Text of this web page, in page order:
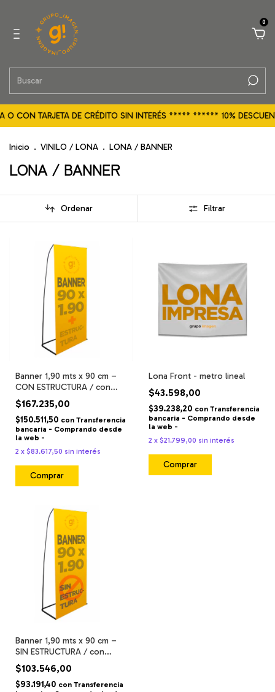
0
CON TARJETA DE CRÉDITO SIN INTERÉS ***** ****** 10%
Inicio . VINILO / LONA . LONA / BANNER
LONA / BANNER
Ordenar Filtrar
Banner 1,90 mts x 90 cm –
CON ESTRUCTURA / con
bolsillos / full color
$167.235,00
$150.511,50 con Transferencia
bancaria - Comprando desde
la web -
2 x $83.617,50 sin interés
Comprar
Lona Front - metro lineal
$43.598,00
$39.238,20 con Transferencia
bancaria - Comprando desde
la web -
2 x $21.799,00 sin interés
Comprar
Banner 1,90 mts x 90 cm –
SIN ESTRUCTURA / con
bolsillos / full color
$103.546,00
$93.191,40 con Transferencia